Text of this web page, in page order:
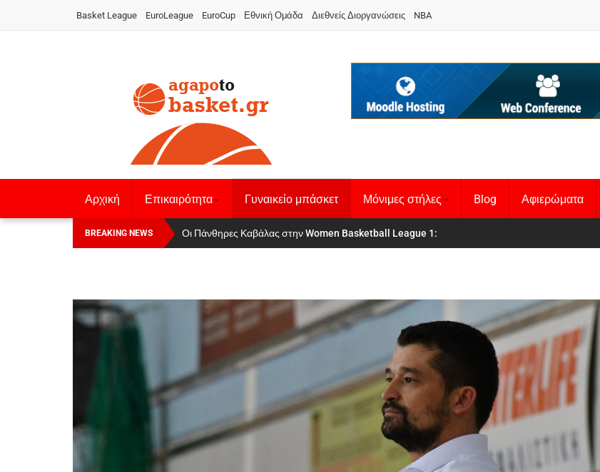
Basket League EuroLeague EuroCup Εθνική Ομάδα Διεθνείς Διοργανώσεις NBA
Αρχική Επικαιρότητα Γυναικείο μπάσκετ Μόνιμες στήλες Blog Αφιερώματα
BREAKING NEWS Οι Πάνθηρες Καβάλας στην Women Basketball League 1
Αναχώρησε για τα Γιάννενα η Εθνική Γυναικών